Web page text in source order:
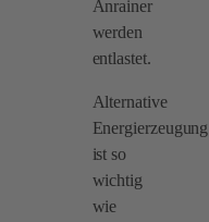
Anrainer
werden
entlastet.
Alternative
Energierzeugung
ist so
wichtig
wie